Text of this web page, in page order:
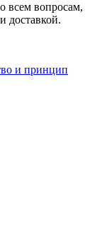
всем вопросам,
доставкой.
и принцип